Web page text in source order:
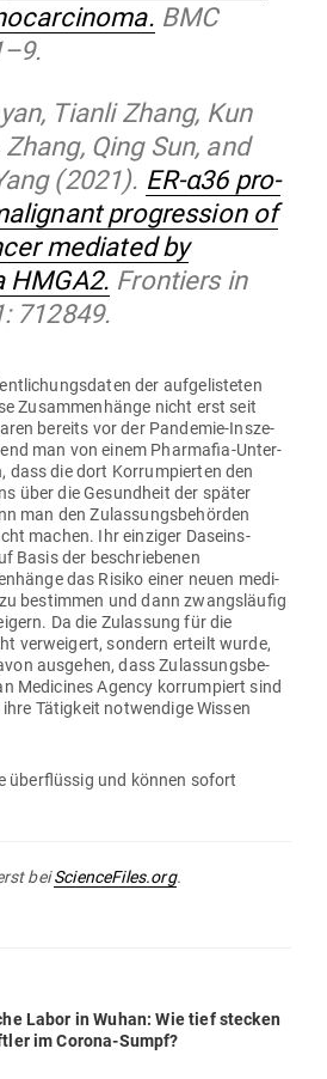
BMC
Tianli Zhang, Kun
Qing Sun, and
(2021). ER-α36 pro­
pro­gression of
mediated by
HMGA2. Fron­tiers in
712849.
der auf­ge­lis­teten
Zusam­men­hänge nicht erst seit
bereits vor der Pan­demie-Insze­
man von einem Phar­mafia-Unter­
dass die dort Kor­rum­pierten den
über die Gesundheit der später
man den Zulas­sungs­be­hörden
machen. Ihr ein­ziger Daseins­
Basis der beschrie­benen
das Risiko einer neuen medi­
bestimmen und dann zwangs­läufig
Da die Zulassung für die
ver­weigert, sondern erteilt wurde,
aus­gehen, dass Zulas­sungs­be­
Medi­cines Agency kor­rum­piert sind
Tätigkeit not­wendige Wissen
über­flüssig und können sofort
beiScienceFiles.org.
Labor in Wuhan: Wie tief stecken
im Corona-Sumpf?